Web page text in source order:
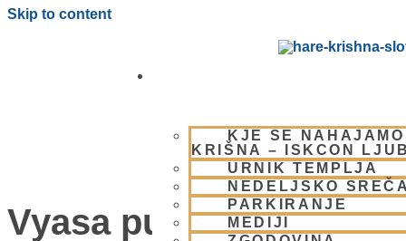
Skip to content
KJE SE
KRIŠNA – ISKCON
URNIK TEMPLJA
NEDELJSKO
PARKIRANJE
MEDIJI
Vyasa puja Njegove